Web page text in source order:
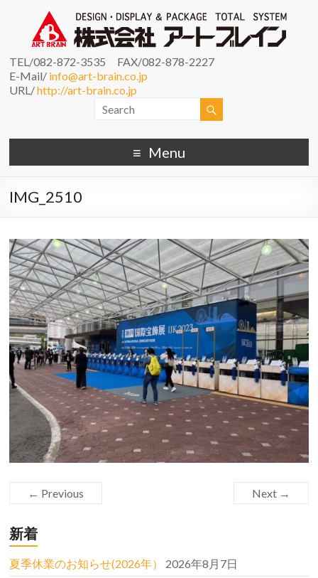
TEL/082-872-3535 FAX/082-878-2227
E-Mail/ info@art-brain.co.jp
URL/http://art-brain.co.jp
Menu
IMG_2510
← Previous Next →
新着
夏季休業のお知らせ(2026年）
2026年8月7日